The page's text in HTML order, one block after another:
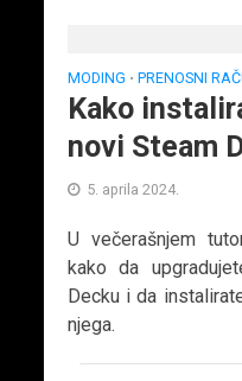
MODING • PRENOSNI
Kako
novi Steam
5. aprila 2024.
U večerašnjem
kako da
Decku i da
njega.